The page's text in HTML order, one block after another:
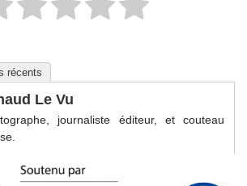
récents
Le Vu
journaliste éditeur, et couteau